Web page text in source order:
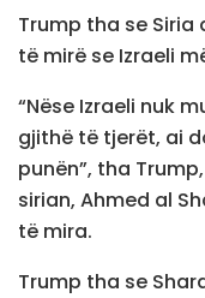
Trump tha se Siria
të mirë se Izraeli
“Nëse Izraeli nuk
gjithë të tjerët, ai
punën”, tha
sirian, Ahmed al
të mira.
Trump tha se